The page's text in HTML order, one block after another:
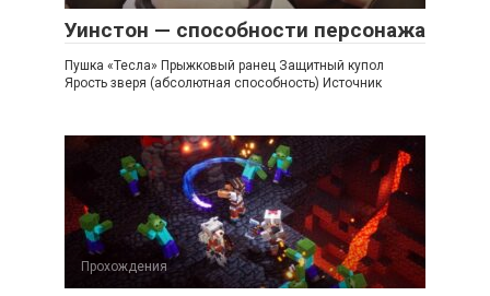
Уинстон — способности персонажа
Пушка «Тесла» Прыжковый ранец Защитный купол
Ярость зверя (абсолютная способность) Источник
Прохождения